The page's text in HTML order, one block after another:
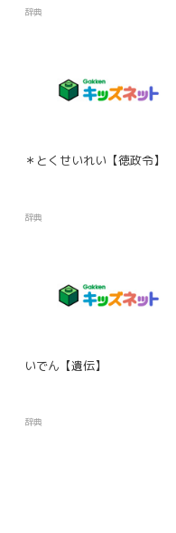
辞典
＊とくせいれい【徳政令】
辞典
いでん【遺伝】
辞典